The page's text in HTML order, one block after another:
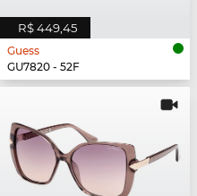
R$ 449,45
Guess
GU7820 - 52F